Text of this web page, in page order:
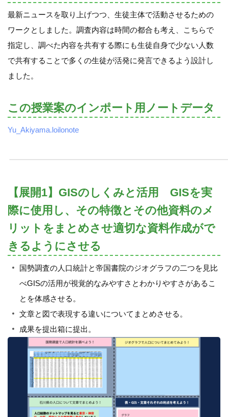
最新ニュースを取り上げつつ、生徒主体で活動させるための
ワークとしました。調査内容は時間の都合も考え、こちらで
指定し、調べた内容を共有する際にも生徒自身で少ない人数
で共有することで多くの生徒が活発に発言できるよう設計し
ました。
この授業案のインポート用ノートデータ
Yu_Akiyama.loilonote
【展開1】GISのしくみと活用 GISを実
際に使用し、その特徴とその他資料のメ
リットをまとめさせ適切な資料作成がで
きるようにさせる
国勢調査の人口統計と帝国書院のジオグラフの二つを見比
べGISの活用が視覚的なみやすさとわかりやすさがあるこ
とを体感させる。
文章と図で表現する違いについてまとめさせる。
成果を提出箱に提出。